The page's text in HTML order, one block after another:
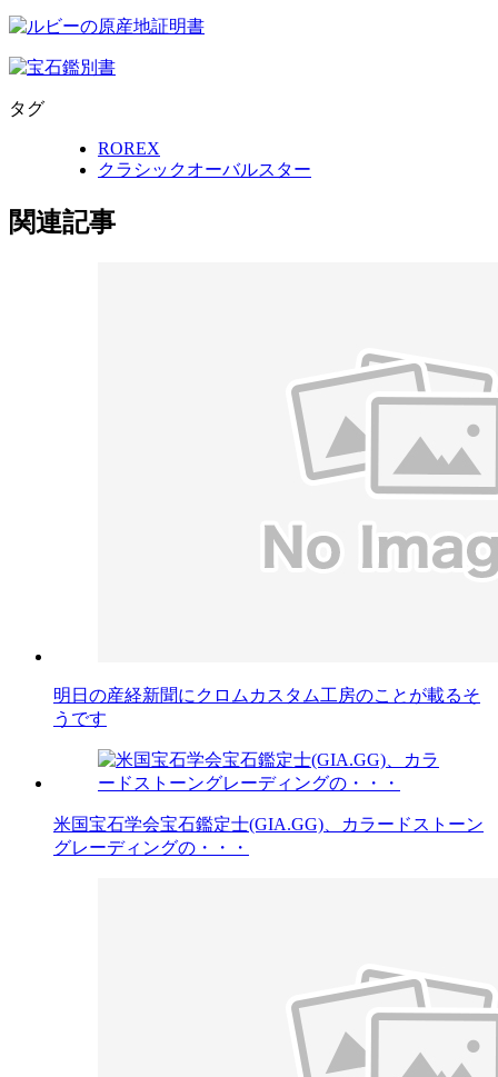
タグ
ROREX
クラシックオーバルスター
関連記事
明日の産経新聞にクロムカスタム工房のことが載るそ
うです
米国宝石学会宝石鑑定士(GIA.GG)、カラードストーン
グレーディングの・・・